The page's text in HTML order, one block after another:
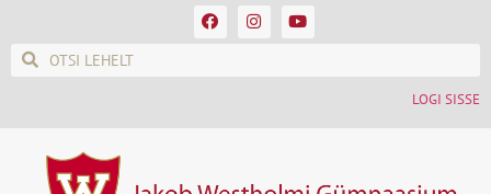
LOGI SISSE